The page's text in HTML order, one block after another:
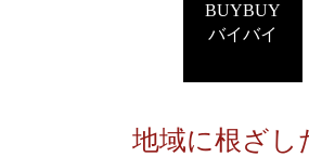
BUYBUY
バイバイ
地域に根ざし